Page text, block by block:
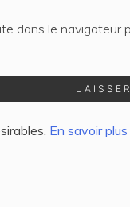
dans le navigateur
En savoir